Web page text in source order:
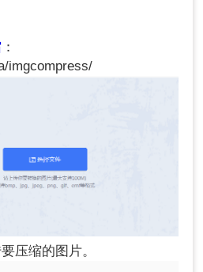
：
imgcompress/
压缩的图片。